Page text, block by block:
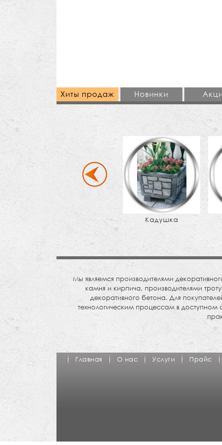
Хиты продаж Новинки
Кадушка
Мы являемся производителями
камня и кирпича, производителями
декоративного бетона. Для
технологическим процессам в
Главная О нас Услуги Прайс